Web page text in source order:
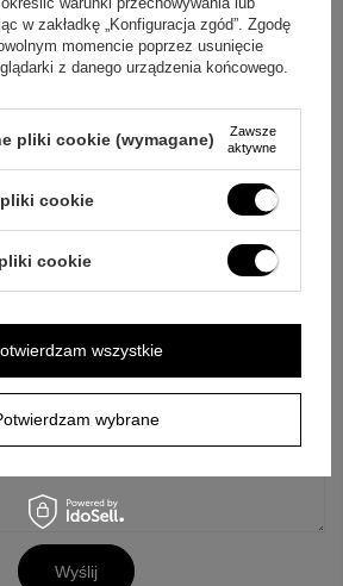
PRODUKT
produktu. Postaramy się odpowiedzieć tak
możliwe.Dane są przetwarzane zgodnie z
je, akceptujesz jej postanowienia.
Wyślij
w zakładkę „Konfiguracja zgód”. Zgodę
momencie poprzez usunięcie
z danego urządzenia końcowego.
pliki cookie (wymagane)
Zawsze
aktywne
cookie
cookie
wybrane
wszystkie